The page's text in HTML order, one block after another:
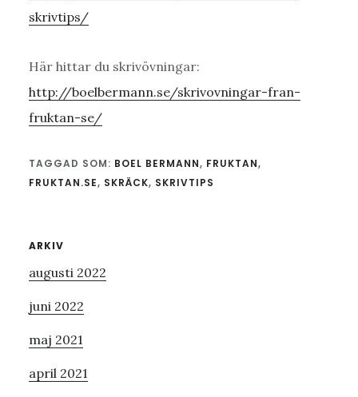
skrivtips/
Här hittar du skrivövningar:
http://boelbermann.se/skrivovningar-fran-
fruktan-se/
TAGGAD SOM: BOEL BERMANN, FRUKTAN,
FRUKTAN.SE, SKRÄCK, SKRIVTIPS
Primärt
sidofält
ARKIV
augusti 2022
juni 2022
maj 2021
april 2021